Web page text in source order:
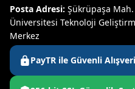
Posta Adresi: Şükrüpaşa Mah.
Üniversitesi Teknoloji
Merkez
PayTR ile Güvenli